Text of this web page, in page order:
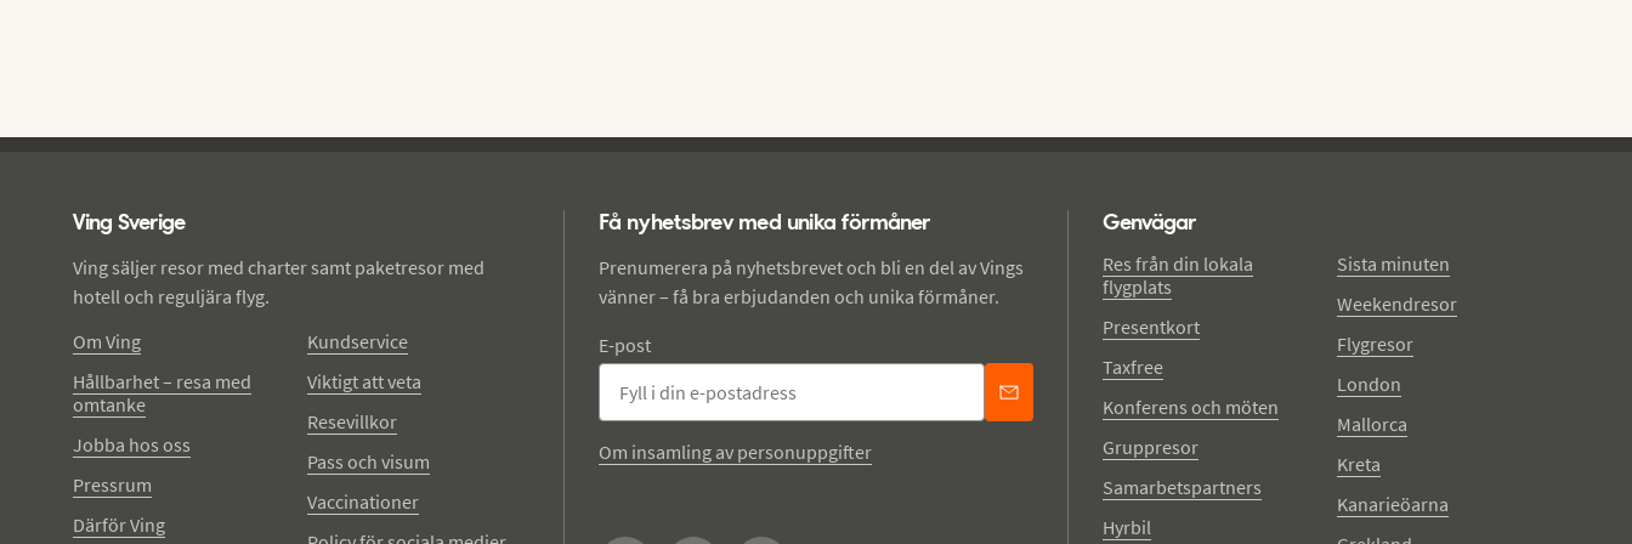
Ving Sverige
Ving säljer resor med charter samt paketresor med
hotell och reguljära flyg.
Om Ving
Hållbarhet – resa med
omtanke
Jobba hos oss
Pressrum
Därför Ving
Kundservice
Viktigt att veta
Resevillkor
Pass och visum
Vaccinationer
Få nyhetsbrev med unika förmåner
Prenumerera på nyhetsbrevet och bli en del av Vings
vänner – få bra erbjudanden och unika förmåner.
E-post
Om insamling av personuppgifter
Genvägar
Res från din lokala
flygplats
Presentkort
Taxfree
Konferens och möten
Gruppresor
Samarbetspartners
Hyrbil
Sista minuten
Weekendresor
Flygresor
London
Mallorca
Kreta
Kanarieöarna